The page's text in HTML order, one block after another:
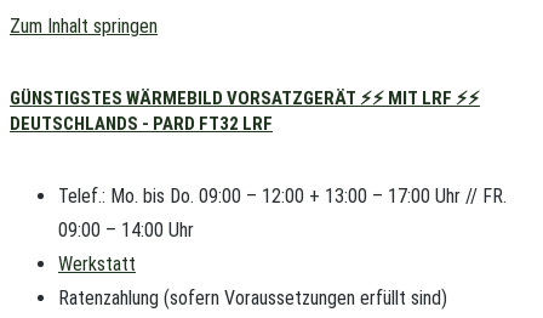
Zum Inhalt springen
GÜNSTIGSTES WÄRMEBILD VORSATZGERÄT ⚡⚡ MIT LRF ⚡⚡
DEUTSCHLANDS - PARD FT32 LRF
Telef.: Mo. bis Do. 09:00 – 12:00 + 13:00 – 17:00 Uhr // FR.
09:00 – 14:00 Uhr
Werkstatt
Ratenzahlung (sofern Voraussetzungen erfüllt sind)